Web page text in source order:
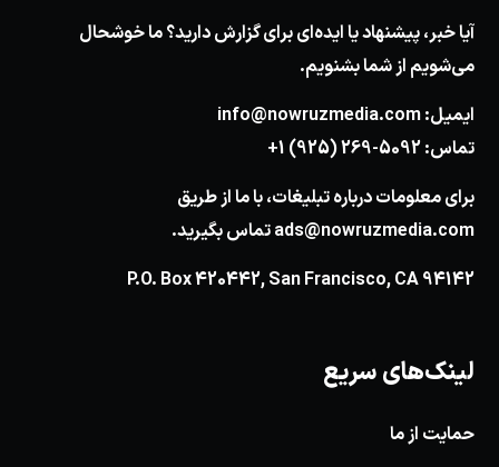
آیا خبر، پیشنهاد یا ایده‌ای برای گزارش دارید؟ ما خوشحال
می‌شویم از شما بشنویم.
ایمیل:info@nowruzmedia.com
تماس:+1 (925) 269-5092
برای معلومات درباره تبلیغات، با ما از طریق
ads@nowruzmedia.comتماس بگیرید.
P.O. Box 420442, San Francisco, CA 94142
لینک‌های سریع
حمایت از ما